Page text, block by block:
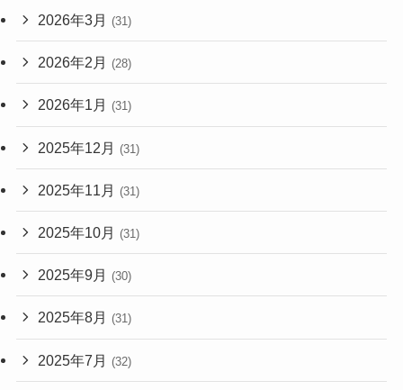
2026年3月 (31)
2026年2月 (28)
2026年1月 (31)
2025年12月 (31)
2025年11月 (31)
2025年10月 (31)
2025年9月 (30)
2025年8月 (31)
2025年7月 (32)